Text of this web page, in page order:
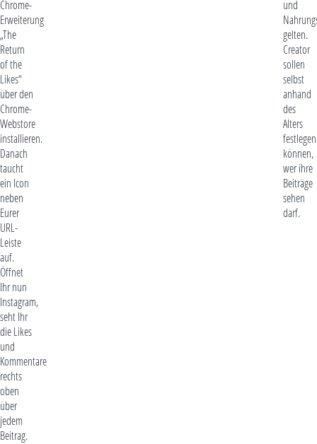
Chrome-
Erweiterung
„The
Return
of the
Likes“
über den
Chrome-
Webstore
installieren.
Danach
taucht
ein Icon
neben
Eurer
URL-
Leiste
auf.
Öffnet
Ihr nun
Instagram,
seht Ihr
die Likes
und
Kommentare
rechts
oben
über
jedem
Beitrag.
und
gelten.
Creator
sollen
selbst
anhand
des
Alters
festlegen
können,
wer ihre
Beiträge
sehen
darf.